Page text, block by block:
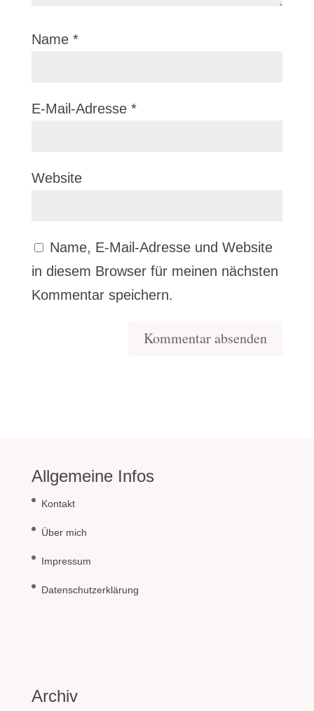
Name *
E-Mail-Adresse *
Website
Name, E-Mail-Adresse und Website
in diesem Browser für meinen nächsten
Kommentar speichern.
Allgemeine Infos
Kontakt
Über mich
Impressum
Datenschutzerklärung
Archiv